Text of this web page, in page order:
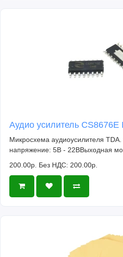
Аудио усилитель CS8676E
Микросхема аудиоусилителя
напряжение: 5В - 22ВВыходная
200.00р. Без НДС: 200.00р.